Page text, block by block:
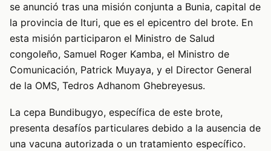
se anunció tras una misión conjunta a Bunia, capital de
la provincia de Ituri, que es el epicentro del brote. En
esta misión participaron el Ministro de Salud
congoleño, Samuel Roger Kamba, el Ministro de
Comunicación, Patrick Muyaya, y el Director General
de la OMS, Tedros Adhanom Ghebreyesus.
La cepa Bundibugyo, específica de este brote,
presenta desafíos particulares debido a la ausencia de
una vacuna autorizada o un tratamiento específico.